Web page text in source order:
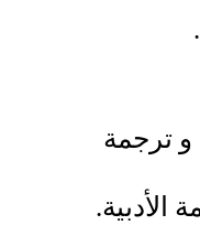
و ترجمة
الأدبية.